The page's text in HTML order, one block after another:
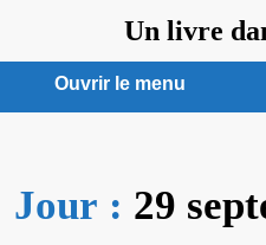
contenu
Un livre
Ouvrir le menu
Jour : 29